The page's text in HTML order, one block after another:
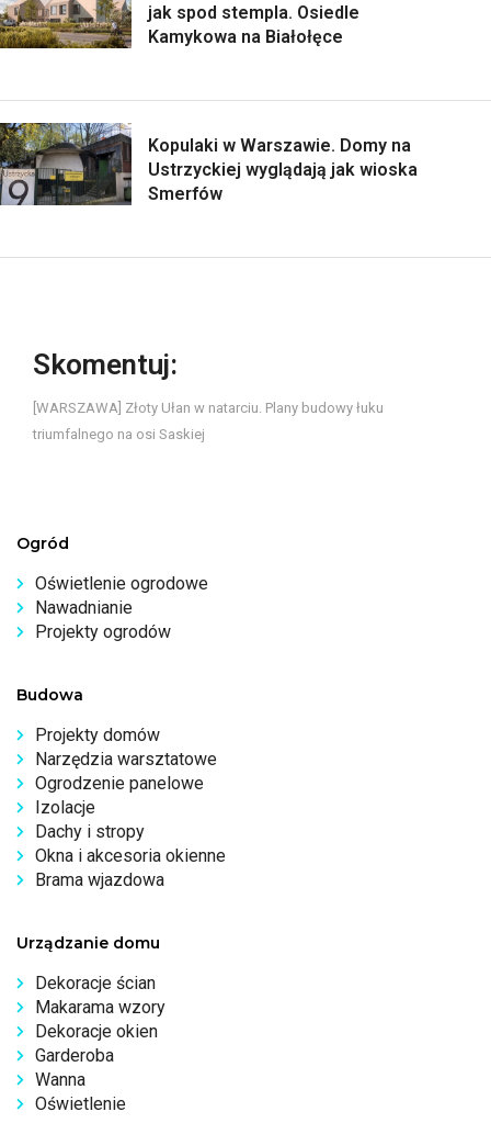
jak spod stempla. Osiedle
Kamykowa na Białołęce
Kopulaki w Warszawie. Domy na
Ustrzyckiej wyglądają jak wioska
Smerfów
Skomentuj:
[WARSZAWA] Złoty Ułan w natarciu. Plany budowy łuku
triumfalnego na osi Saskiej
Ogród
Oświetlenie ogrodowe
Nawadnianie
Projekty ogrodów
Budowa
Projekty domów
Narzędzia warsztatowe
Ogrodzenie panelowe
Izolacje
Dachy i stropy
Okna i akcesoria okienne
Brama wjazdowa
Urządzanie domu
Dekoracje ścian
Makarama wzory
Dekoracje okien
Garderoba
Wanna
Oświetlenie